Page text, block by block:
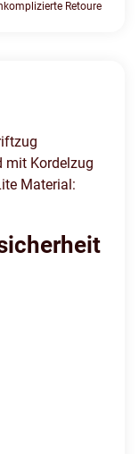
Retoure
mit Kordelzug
Material: